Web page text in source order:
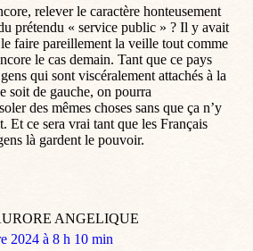
relever le caractère honteusement
prétendu « service public » ? Il y avait
faire pareillement la veille tout comme
le cas demain. Tant que ce pays
qui sont viscéralement attachés à la
soit de gauche, on pourra
des mêmes choses sans que ça n’y
Et ce sera vrai tant que les Français
là gardent le pouvoir.
ANGELIQUE
2024 à 8 h 10 min